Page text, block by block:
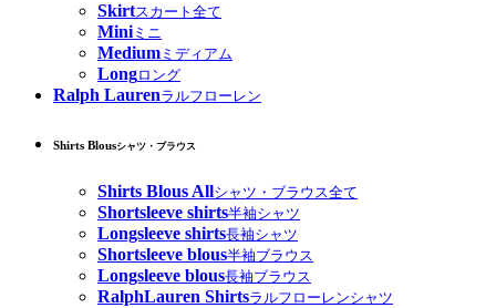
Skirtスカート全て
Miniミニ
Medium ミディアム
Longロング
Ralph Laurenラルフローレン
Shirts Blousシャツ・ブラウス
Shirts Blous Allシャツ・ブラウス全て
Shortsleeve shirts半袖シャツ
Longsleeve shirts長袖シャツ
Shortsleeve blous半袖ブラウス
Longsleeve blous長袖ブラウス
RalphLauren Shirtsラルフローレンシャツ